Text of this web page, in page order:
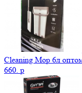
Cleaning Mop 6л
660. p